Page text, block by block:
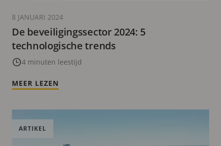
De beveiligingssector 2024: 5
technologische trends
4 minuten leestijd
8 JANUARI 2024
MEER LEZEN
ARTIKEL